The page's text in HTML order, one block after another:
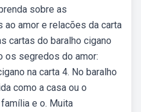
sobre as
amor e relacões da carta
cartas do baralho cigano
os segredos do amor:
na carta 4. No baralho
como a casa ou o
e o. Muita